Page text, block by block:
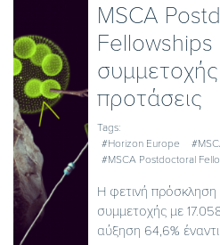
MSCA
προτάσεις
Tags:
#Horizon Europe
#MSCA Postdoctoral
Η φετινή πρόσκληση
συμμετοχής με
αύξηση 64,6%